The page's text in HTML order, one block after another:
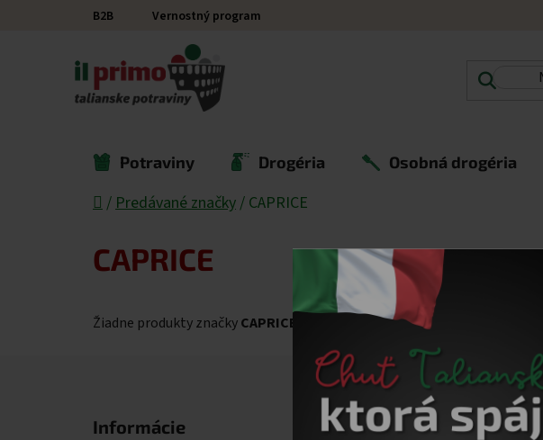
Prejsť na obsahB2B Vernostný program
Potraviny Drogéria Osobná drogéria
Domov
/ Predávané značky / CAPRICE
CAPRICE
Žiadne produkty značkyCAPRICE
Informácie Fakturačné údaje